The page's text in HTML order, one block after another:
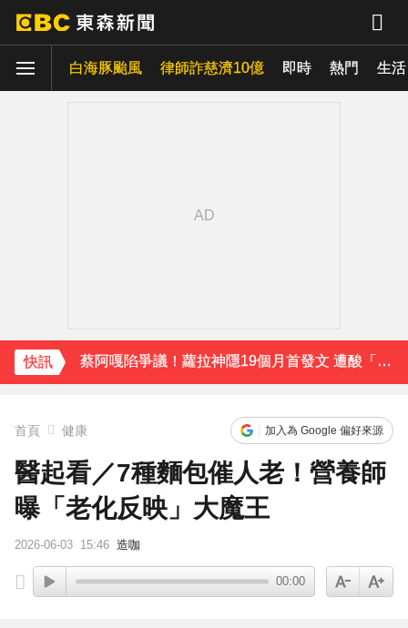
白海豚颱風 律師詐慈濟10億 即時 熱門 生活
快訊 肥大叔猝逝5天！原訂明直播說明突喊卡 團隊忍痛曝原因
SEVENTEEN勝寬、Dino同天入伍！玟奎9月服替代役
首頁 健康 加入為 Google 偏好來源
醫起看／7種麵包催人老！營養師
曝「老化反映」大魔王
2026-06-03 15:46 造咖
00:00